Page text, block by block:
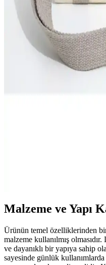
Pamukcanta Van Gogh
pamuk ve kanvas malzeme ile
kullanımda ideal, makinede
bir seçenek.
Kanvas ve Suni Deri
Detaylı Karşılaştırma
Malzeme ve Yapı
Ürünün temel özelliklerinden
malzeme kullanılmış
ve dayanıklı bir yapıya sahip
sayesinde günlük kullanımlarda